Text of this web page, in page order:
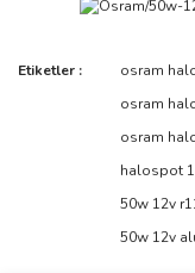
Bu
Bu ürünün fiyat bilgisi,
tarafımıza
Görüş ve önerileriniz
Ürün resmi
Ürün
Etiketler : osram
osram
osram
halospot
50w 12v
50w 12v